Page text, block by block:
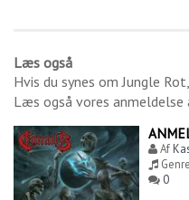
Læs også
Hvis du synes omJungle Rot
Læs også vores anmeldelse
Af
0